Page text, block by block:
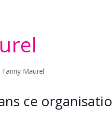
Fanny Maurel
ce